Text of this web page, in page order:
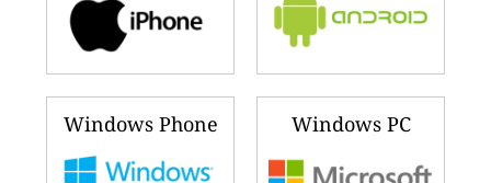
Windows Phone Windows PC